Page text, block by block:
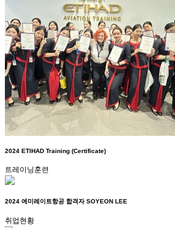
2024 ETIHAD Training (Certificate)
트레이닝훈련
2024 에미레이트항공 합격자 SOYEON LEE
취업현황